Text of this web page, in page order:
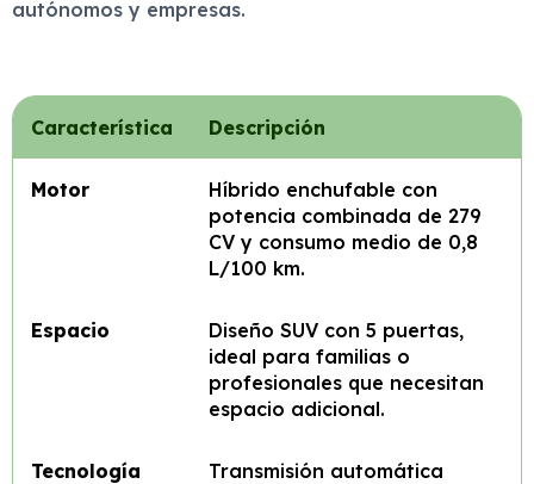
autónomos y empresas.
Característica Descripción
Motor
Híbrido enchufable con
potencia combinada de 279
CV y consumo medio de 0,8
L/100 km.
Espacio
Diseño SUV con 5 puertas,
ideal para familias o
profesionales que necesitan
espacio adicional.
Tecnología
Transmisión automática